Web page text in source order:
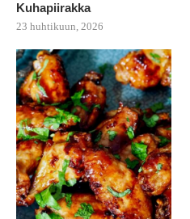
Kuhapiirakka
23 huhtikuun, 2026